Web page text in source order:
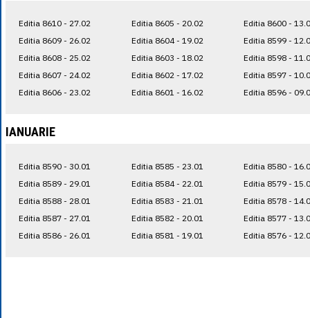
Editia 8610 - 27.02
Editia 8609 - 26.02
Editia 8608 - 25.02
Editia 8607 - 24.02
Editia 8606 - 23.02
Editia 8605 - 20.02
Editia 8604 - 19.02
Editia 8603 - 18.02
Editia 8602 - 17.02
Editia 8601 - 16.02
Editia 8600 -
Editia 8599 -
Editia 8598 -
Editia 8597 -
Editia 8596 -
IANUARIE
Editia 8590 - 30.01
Editia 8589 - 29.01
Editia 8588 - 28.01
Editia 8587 - 27.01
Editia 8586 - 26.01
Editia 8585 - 23.01
Editia 8584 - 22.01
Editia 8583 - 21.01
Editia 8582 - 20.01
Editia 8581 - 19.01
Editia 8580 -
Editia 8579 -
Editia 8578 -
Editia 8577 -
Editia 8576 -